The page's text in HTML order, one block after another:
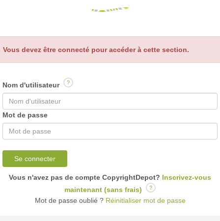
Vous devez être connecté pour accéder à cette section.
Nom d'utilisateur ?
Mot de passe
Se connecter
Vous n'avez pas de compte CopyrightDepot? Inscrivez-vous
maintenant (sans frais)
?
Mot de passe oublié ?Réinitialiser mot de passe